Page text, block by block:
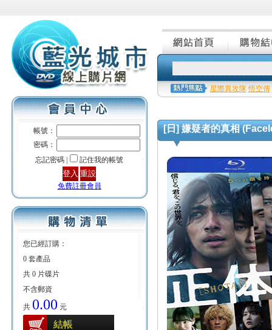
帳號：
密碼：
忘記密碼 |
記住我的帳號
免費註冊會員
您已經訂購：
0 套產品
共 0 片碟片
不含郵資
共 0.00 元
結帳
星際異攻隊 悟空傳
[日] 嫌疑者的真相